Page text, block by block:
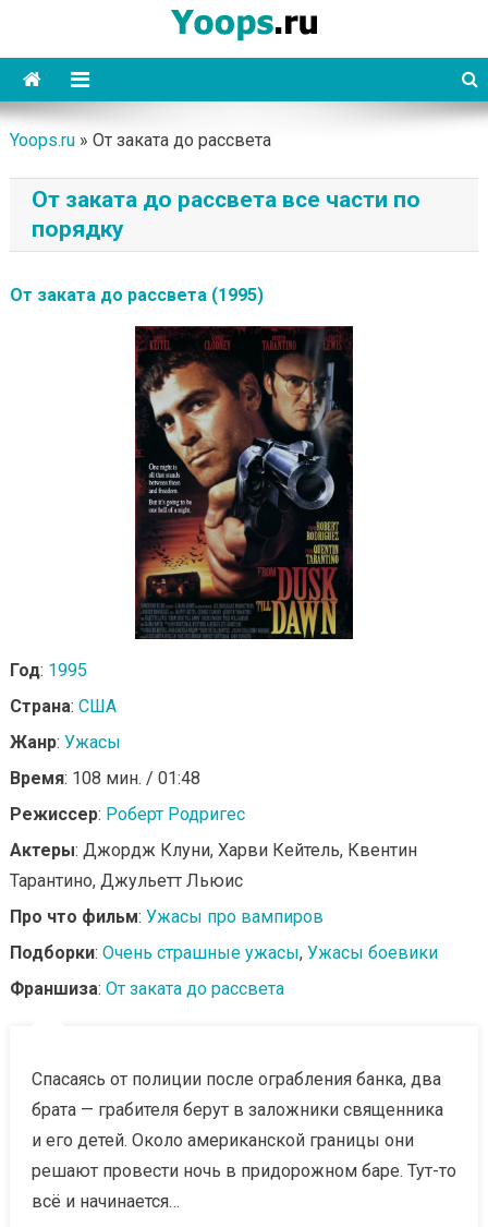
content
Yoops
Yoops.ru» От заката до рассвета
От заката до рассвета все части по
порядку
От заката до рассвета (1995)
Год: 1995
Страна: США
Жанр: Ужасы
Время: 108 мин. / 01:48
Режиссер: Роберт Родригес
Актеры: Джордж Клуни, Харви Кейтель, Квентин
Тарантино, Джульетт Льюис
Про что фильм: Ужасы про вампиров
Подборки: Очень страшные ужасы, Ужасы боевики
Франшиза: От заката до рассвета
Спасаясь от полиции после ограбления банка, два
брата — грабителя берут в заложники священника
и его детей. Около американской границы они
решают провести ночь в придорожном баре. Тут-то
всё и начинается…